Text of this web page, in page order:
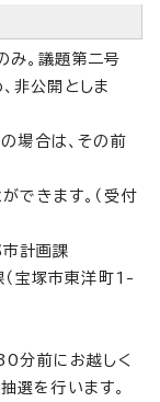
み。議題第二号
非公開としま
場合は、その前
できます。（受付
計画課
宝塚市東洋町1-
分前にお越しく
選を行います。